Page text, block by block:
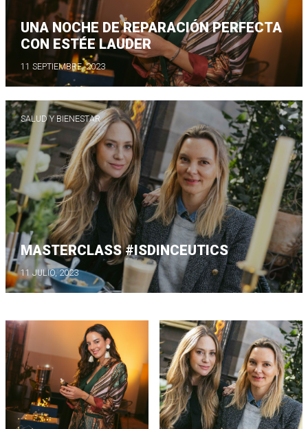
UNA NOCHE DE REPARACIÓN PERFECTA
CON ESTÉE LAUDER
11 SEPTIEMBRE, 2023
SALUD Y BIENESTAR
MASTERCLASS #ISDINCEUTICS
11 JULIO, 2023